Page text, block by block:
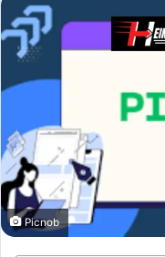
Picnob